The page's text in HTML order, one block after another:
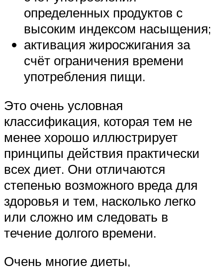
определенных продуктов с
высоким индексом насыщения;
активация жиросжигания за
счёт ограничения времени
употребления пищи.
Это очень условная
классификация, которая тем не
менее хорошо иллюстрирует
принципы действия практически
всех диет. Они отличаются
степенью возможного вреда для
здоровья и тем, насколько легко
или сложно им следовать в
течение долгого времени.
Очень многие диеты,